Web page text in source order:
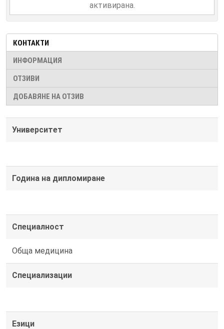
активирана.
КОНТАКТИ
ИНФОРМАЦИЯ
ОТЗИВИ
ДОБАВЯНЕ НА ОТЗИВ
Университет
Година на дипломиране
Специалност
Обща медицина
Специализации
Езици